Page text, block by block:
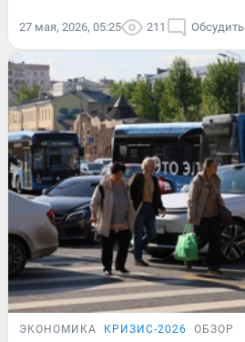
27 мая, 2026, 05:25 211 Обсудить
ЭКОНОМИКА КРИЗИС-2026 ОБЗОР